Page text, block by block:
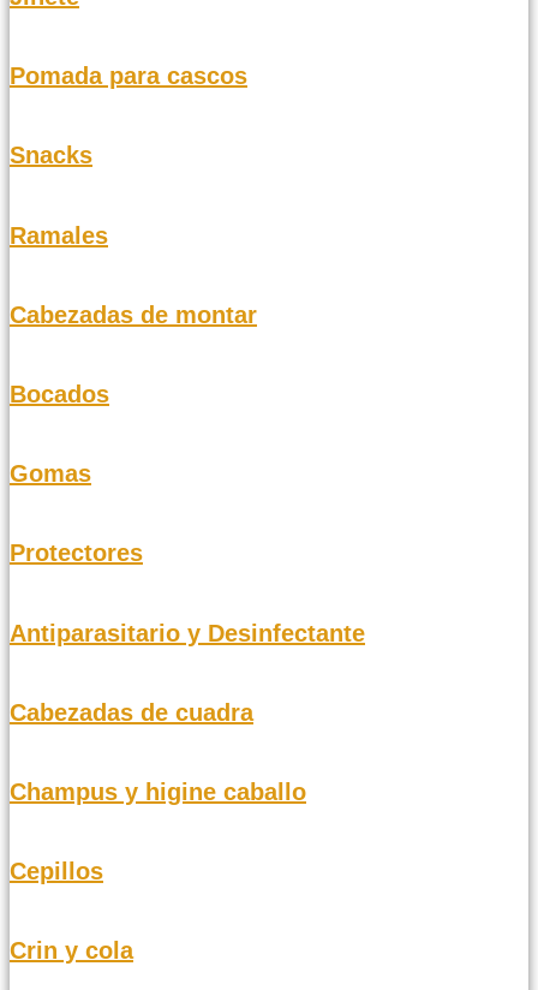
Pomada para cascos
Snacks
Ramales
Cabezadas de montar
Bocados
Gomas
Protectores
Antiparasitario y Desinfectante
Cabezadas de cuadra
Champus y higine caballo
Cepillos
Crin y cola